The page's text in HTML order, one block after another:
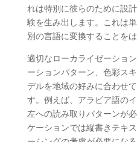
れは特別に彼らのために設
験を生み出します。これは
別の言語に変換することを
適切なローカライゼーショ
ーションパターン、色彩ス
デルを地域の好みに合わせ
す。例えば、アラビア語の
左への読み取りパターンが
ケーションでは縦書きテキ